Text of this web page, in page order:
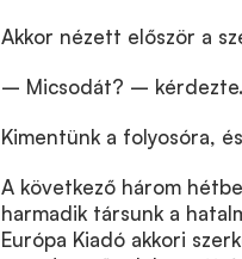
Akkor nézett először a
– Micsodát? – kérdezte.
Kimentünk a folyosóra,
A következő három
harmadik társunk a
Európa Kiadó akkori